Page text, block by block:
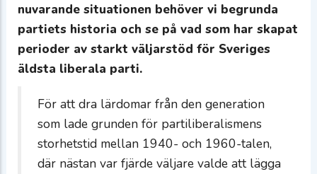
nuvarande situationen behöver vi begrunda
partiets historia och se på vad som har skapat
perioder av starkt väljarstöd för Sveriges
äldsta liberala parti.
För att dra lärdomar från den generation
som lade grunden för partiliberalismens
storhetstid mellan 1940- och 1960-talen,
där nästan var fjärde väljare valde att lägga